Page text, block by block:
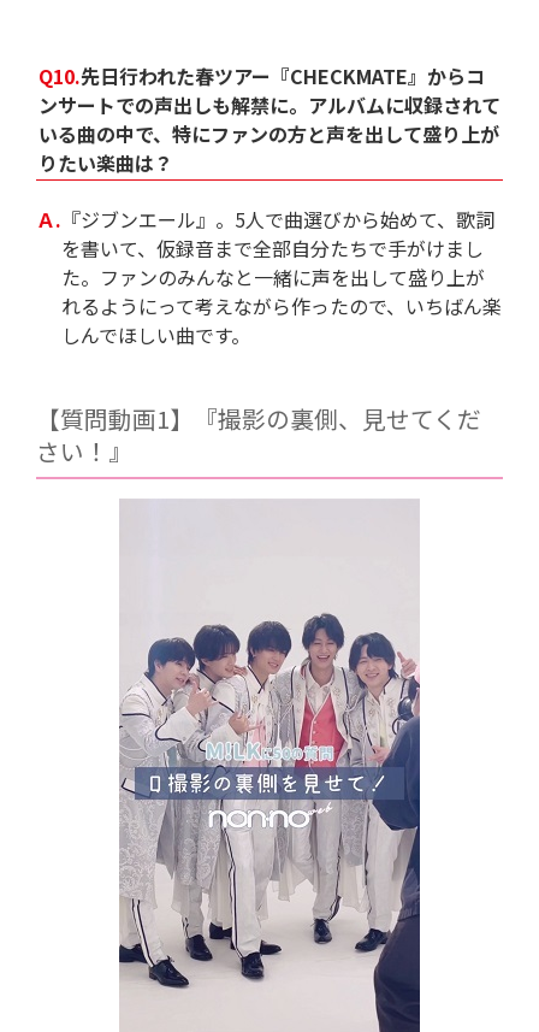
Q10.先日行われた春ツアー『CHECKMATE』からコ
ンサートでの声出しも解禁に。アルバムに収録されて
いる曲の中で、特にファンの方と声を出して盛り上が
りたい楽曲は？
Ａ. 『ジブンエール』。5人で曲選びから始めて、歌詞
を書いて、仮録音まで全部自分たちで手がけまし
た。ファンのみんなと一緒に声を出して盛り上が
れるようにって考えながら作ったので、いちばん楽
しんでほしい曲です。
【質問動画1】『撮影の裏側、見せてくだ
さい！』